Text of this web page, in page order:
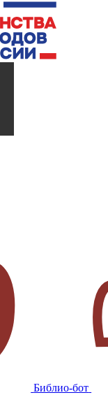
Библио-бот